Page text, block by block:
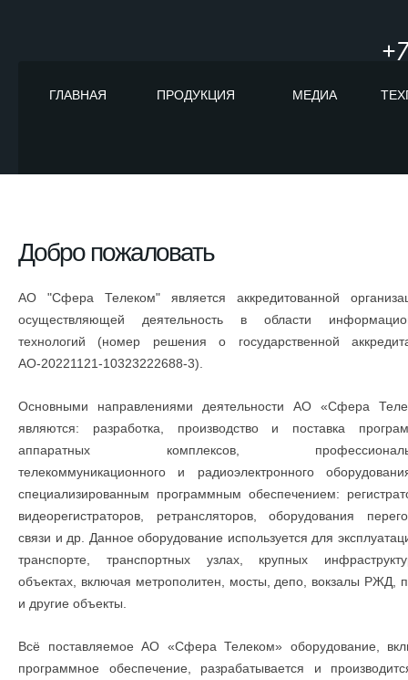
ГЛАВНАЯ ПРОДУКЦИЯ МЕДИА
Добро пожаловать
АО "Сфера Телеком" является аккредитованной
осуществляющей деятельность в области
технологий (номер решения о государственной
АО-20221121-10323222688-3).
Основными направлениями деятельности АО «Сфера
являются: разработка, производство и поставка
аппаратных комплексов,
телекоммуникационного и радиоэлектронного
специализированным программным обеспечением:
видеорегистраторов, ретрансляторов, оборудования
связи и др. Данное оборудование используется для
транспорте, транспортных узлах, крупных
объектах, включая метрополитен, мосты, депо, вокзалы РЖД,
и другие объекты.
Всё поставляемое АО «Сфера Телеком» оборудование,
программное обеспечение, разрабатывается и